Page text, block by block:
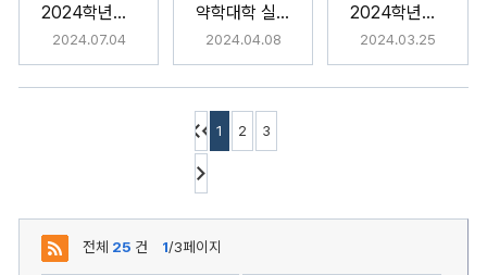
2024학년도 약학대학 캡스톤 발표
2024.07.04
약학대학 실습약국 이전 및 오픈행사
2024.04.08
2024학년도 약학과 MT
2024.03.25
1 2 3
전체 25 건 1/3페이지